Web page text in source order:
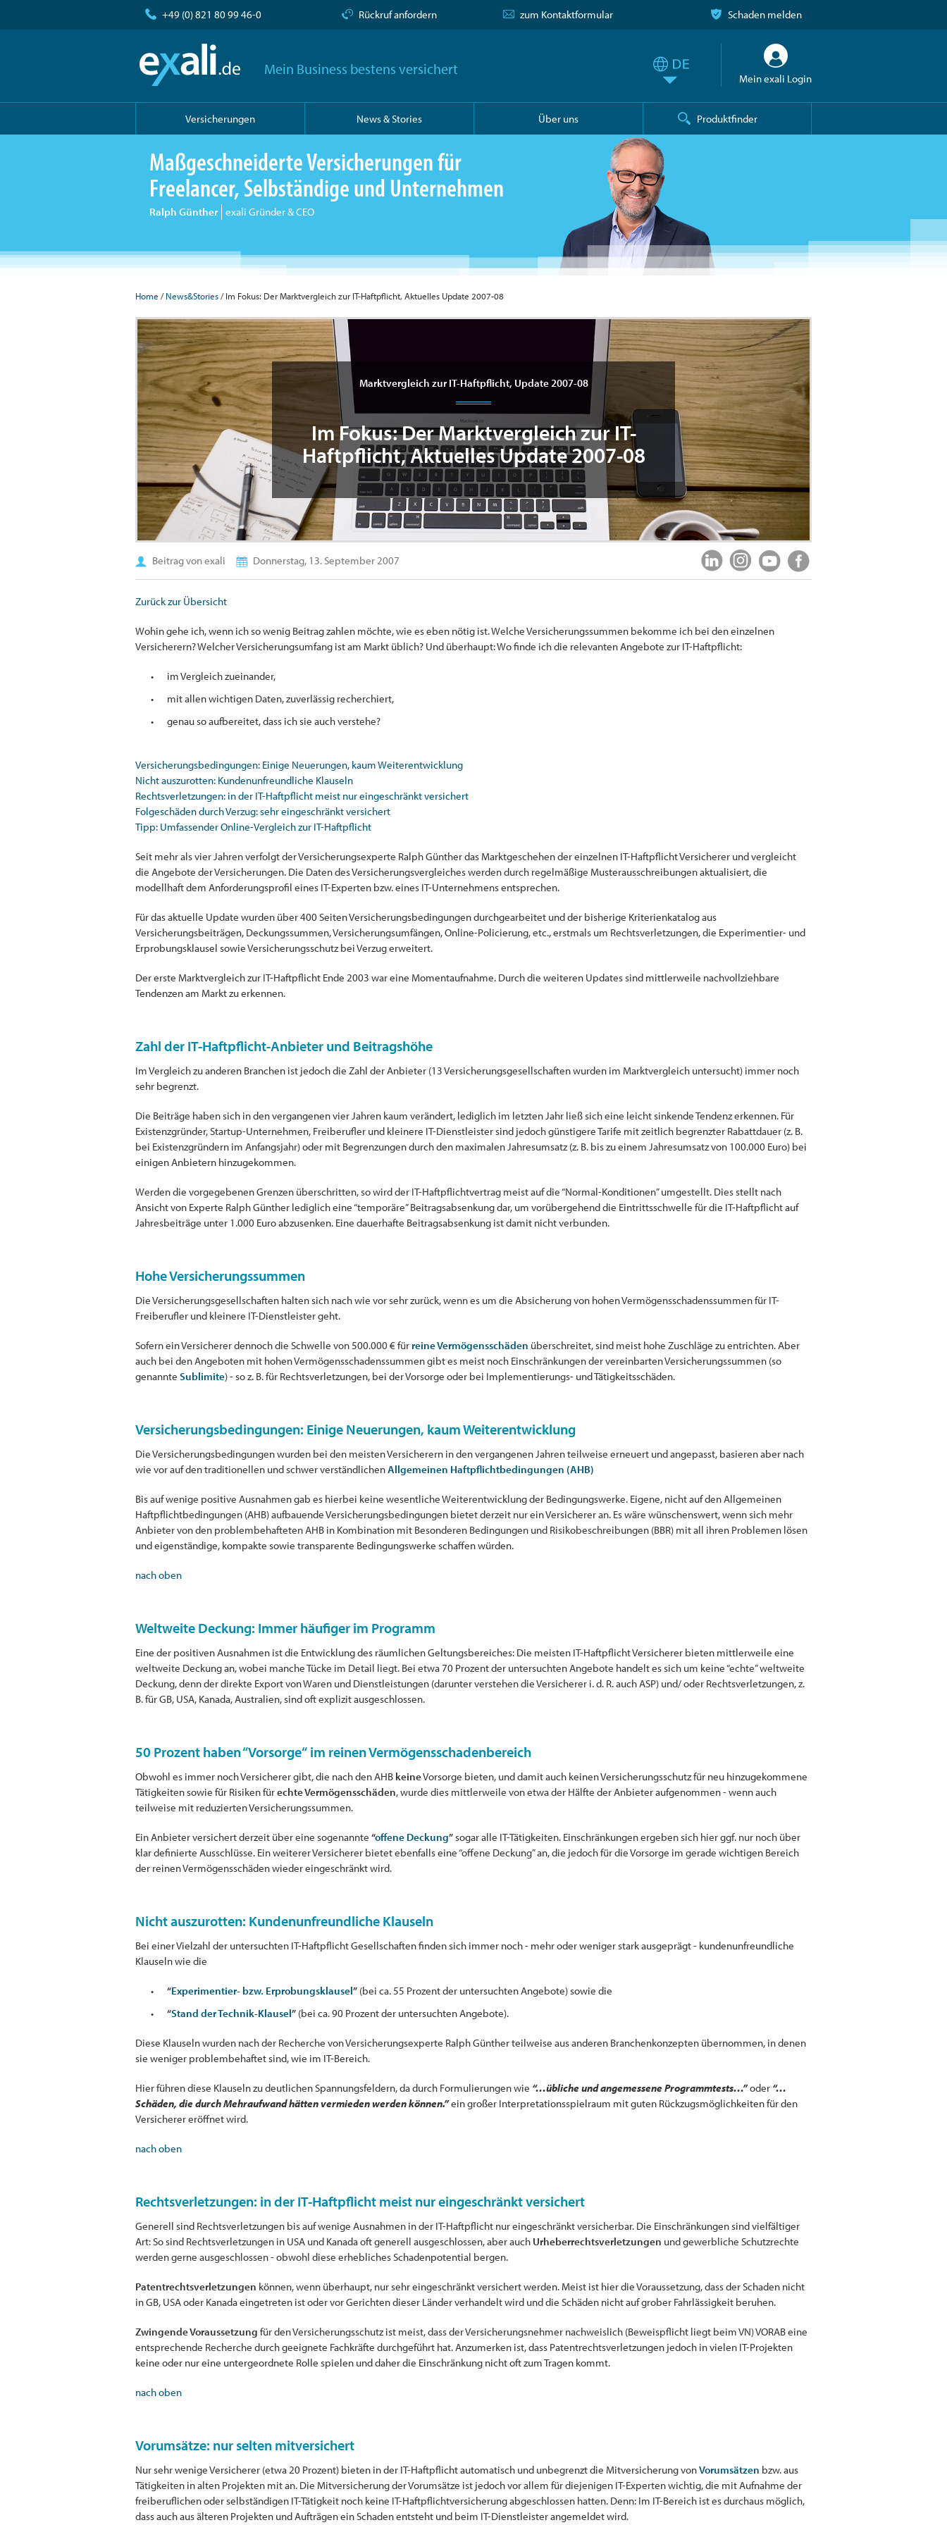
+49 (0) 821 80 99 46-0 Rückruf anfordern zum Kontaktformular Schaden melden
Mein Business bestens versichert
Mein exali Login
Versicherungen News & Stories Über uns Produktfinder
Maßgeschneiderte Versicherungen für
Freelancer, Selbständige und Unternehmen
Ralph Günther exali Gründer & CEO
Home /News&Stories/ Im Fokus: Der Marktvergleich zur IT-Haftpflicht, Aktuelles Update 2007-08
Marktvergleich zur IT-Haftpflicht, Update 2007-08
Im Fokus: Der Marktvergleich zur IT-
Haftpflicht, Aktuelles Update 2007-08
Beitrag von exali Donnerstag, 13. September 2007
Zurück zur Übersicht
Wohin gehe ich, wenn ich so wenig Beitrag zahlen möchte, wie es eben nötig ist. Welche Versicherungssummen bekomme ich bei den einzelnen
Versicherern? Welcher Versicherungsumfang ist am Markt üblich? Und überhaupt: Wo finde ich die relevanten Angebote zur IT-Haftpflicht:
im Vergleich zueinander,
mit allen wichtigen Daten, zuverlässig recherchiert,
genau so aufbereitet, dass ich sie auch verstehe?
Versicherungsbedingungen: Einige Neuerungen, kaum Weiterentwicklung
Nicht auszurotten: Kundenunfreundliche Klauseln
Rechtsverletzungen: in der IT-Haftpflicht meist nur eingeschränkt versichert
Folgeschäden durch Verzug: sehr eingeschränkt versichert
Tipp: Umfassender Online-Vergleich zur IT-Haftpflicht
Seit mehr als vier Jahren verfolgt der Versicherungsexperte Ralph Günther das Marktgeschehen der einzelnen IT-Haftpflicht Versicherer und vergleicht
die Angebote der Versicherungen. Die Daten des Versicherungsvergleiches werden durch regelmäßige Musterausschreibungen aktualisiert, die
modellhaft dem Anforderungsprofil eines IT-Experten bzw. eines IT-Unternehmens entsprechen.
Für das aktuelle Update wurden über 400 Seiten Versicherungsbedingungen durchgearbeitet und der bisherige Kriterienkatalog aus
Versicherungsbeiträgen, Deckungssummen, Versicherungsumfängen, Online-Policierung, etc., erstmals um Rechtsverletzungen, die Experimentier- und
Erprobungsklausel sowie Versicherungsschutz bei Verzug erweitert.
Der erste Marktvergleich zur IT-Haftpflicht Ende 2003 war eine Momentaufnahme. Durch die weiteren Updates sind mittlerweile nachvollziehbare
Tendenzen am Markt zu erkennen.
Zahl der IT-Haftpflicht-Anbieter und Beitragshöhe
Im Vergleich zu anderen Branchen ist jedoch die Zahl der Anbieter (13 Versicherungsgesellschaften wurden im Marktvergleich untersucht) immer noch
sehr begrenzt.
Die Beiträge haben sich in den vergangenen vier Jahren kaum verändert, lediglich im letzten Jahr ließ sich eine leicht sinkende Tendenz erkennen. Für
Existenzgründer, Startup-Unternehmen, Freiberufler und kleinere IT-Dienstleister sind jedoch günstigere Tarife mit zeitlich begrenzter Rabattdauer (z. B.
bei Existenzgründern im Anfangsjahr) oder mit Begrenzungen durch den maximalen Jahresumsatz (z. B. bis zu einem Jahresumsatz von 100.000 Euro) bei
einigen Anbietern hinzugekommen.
Werden die vorgegebenen Grenzen überschritten, so wird der IT-Haftpflichtvertrag meist auf die “Normal-Konditionen” umgestellt. Dies stellt nach
Ansicht von Experte Ralph Günther lediglich eine “temporäre” Beitragsabsenkung dar, um vorübergehend die Eintrittsschwelle für die IT-Haftpflicht auf
Jahresbeiträge unter 1.000 Euro abzusenken. Eine dauerhafte Beitragsabsenkung ist damit nicht verbunden.
Hohe Versicherungssummen
Die Versicherungsgesellschaften halten sich nach wie vor sehr zurück, wenn es um die Absicherung von hohen Vermögensschadenssummen für IT-
Freiberufler und kleinere IT-Dienstleister geht.
Sofern ein Versicherer dennoch die Schwelle von 500.000 € für reine Vermögensschäden überschreitet, sind meist hohe Zuschläge zu entrichten. Aber
auch bei den Angeboten mit hohen Vermögensschadenssummen gibt es meist noch Einschränkungen der vereinbarten Versicherungssummen (so
genannte Sublimite) - so z. B. für Rechtsverletzungen, bei der Vorsorge oder bei Implementierungs- und Tätigkeitsschäden.
Versicherungsbedingungen: Einige Neuerungen, kaum Weiterentwicklung
Die Versicherungsbedingungen wurden bei den meisten Versicherern in den vergangenen Jahren teilweise erneuert und angepasst, basieren aber nach
wie vor auf den traditionellen und schwer verständlichenAllgemeinen Haftpflichtbedingungen (AHB)
Bis auf wenige positive Ausnahmen gab es hierbei keine wesentliche Weiterentwicklung der Bedingungswerke. Eigene, nicht auf den Allgemeinen
Haftpflichtbedingungen (AHB) aufbauende Versicherungsbedingungen bietet derzeit nur ein Versicherer an. Es wäre wünschenswert, wenn sich mehr
Anbieter von den problembehafteten AHB in Kombination mit Besonderen Bedingungen und Risikobeschreibungen (BBR) mit all ihren Problemen lösen
und eigenständige, kompakte sowie transparente Bedingungswerke schaffen würden.
nach oben
Weltweite Deckung: Immer häufiger im Programm
Eine der positiven Ausnahmen ist die Entwicklung des räumlichen Geltungsbereiches: Die meisten IT-Haftpflicht Versicherer bieten mittlerweile eine
weltweite Deckung an, wobei manche Tücke im Detail liegt. Bei etwa 70 Prozent der untersuchten Angebote handelt es sich um keine “echte” weltweite
Deckung, denn der direkte Export von Waren und Dienstleistungen (darunter verstehen die Versicherer i. d. R. auch ASP) und/ oder Rechtsverletzungen, z.
B. für GB, USA, Kanada, Australien, sind oft explizit ausgeschlossen.
50 Prozent haben “Vorsorge“ im reinen Vermögensschadenbereich
Obwohl es immer noch Versicherer gibt, die nach den AHB keineVorsorge bieten, und damit auch keinen Versicherungsschutz für neu hinzugekommene
Tätigkeiten sowie für Risiken fürechte Vermögensschäden, wurde dies mittlerweile von etwa der Hälfte der Anbieter aufgenommen - wenn auch
teilweise mit reduzierten Versicherungssummen.
Ein Anbieter versichert derzeit über eine sogenannte “offene Deckung”sogar alle IT-Tätigkeiten. Einschränkungen ergeben sich hier ggf. nur noch über
klar definierte Ausschlüsse. Ein weiterer Versicherer bietet ebenfalls eine “offene Deckung” an, die jedoch für die Vorsorge im gerade wichtigen Bereich
der reinen Vermögensschäden wieder eingeschränkt wird.
Nicht auszurotten: Kundenunfreundliche Klauseln
Bei einer Vielzahl der untersuchten IT-Haftpflicht Gesellschaften finden sich immer noch - mehr oder weniger stark ausgeprägt - kundenunfreundliche
Klauseln wie die
“Experimentier- bzw. Erprobungsklausel” (bei ca. 55 Prozent der untersuchten Angebote) sowie die
“Stand der Technik-Klausel” (bei ca. 90 Prozent der untersuchten Angebote).
Diese Klauseln wurden nach der Recherche von Versicherungsexperte Ralph Günther teilweise aus anderen Branchenkonzepten übernommen, in denen
sie weniger problembehaftet sind, wie im IT-Bereich.
Hier führen diese Klauseln zu deutlichen Spannungsfeldern, da durch Formulierungen wie “…übliche und angemessene Programmtests…”oder “…
Schäden, die durch Mehraufwand hätten vermieden werden können.”ein großer Interpretationsspielraum mit guten Rückzugsmöglichkeiten für den
Versicherer eröffnet wird.
nach oben
Rechtsverletzungen: in der IT-Haftpflicht meist nur eingeschränkt versichert
Generell sind Rechtsverletzungen bis auf wenige Ausnahmen in der IT-Haftpflicht nur eingeschränkt versicherbar. Die Einschränkungen sind vielfältiger
Art: So sind Rechtsverletzungen in USA und Kanada oft generell ausgeschlossen, aber auch Urheberrechtsverletzungen und gewerbliche Schutzrechte
werden gerne ausgeschlossen - obwohl diese erhebliches Schadenpotential bergen.
Patentrechtsverletzungen können, wenn überhaupt, nur sehr eingeschränkt versichert werden. Meist ist hier die Voraussetzung, dass der Schaden nicht
in GB, USA oder Kanada eingetreten ist oder vor Gerichten dieser Länder verhandelt wird und die Schäden nicht auf grober Fahrlässigkeit beruhen.
Zwingende Voraussetzung für den Versicherungsschutz ist meist, dass der Versicherungsnehmer nachweislich (Beweispflicht liegt beim VN) VORAB eine
entsprechende Recherche durch geeignete Fachkräfte durchgeführt hat. Anzumerken ist, dass Patentrechtsverletzungen jedoch in vielen IT-Projekten
keine oder nur eine untergeordnete Rolle spielen und daher die Einschränkung nicht oft zum Tragen kommt.
nach oben
Vorumsätze: nur selten mitversichert
Nur sehr wenige Versicherer (etwa 20 Prozent) bieten in der IT-Haftpflicht automatisch und unbegrenzt die Mitversicherung vonVorumsätzen bzw. aus
Tätigkeiten in alten Projekten mit an. Die Mitversicherung der Vorumsätze ist jedoch vor allem für diejenigen IT-Experten wichtig, die mit Aufnahme der
freiberuflichen oder selbständigen IT-Tätigkeit noch keine IT-Haftpflichtversicherung abgeschlossen hatten. Denn: Im IT-Bereich ist es durchaus möglich,
dass auch aus älteren Projekten und Aufträgen ein Schaden entsteht und beim IT-Dienstleister angemeldet wird.